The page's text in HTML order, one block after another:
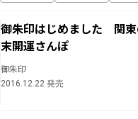
御朱印はじめました 関
末開運さんぽ
御朱印
2016.12.22 発売